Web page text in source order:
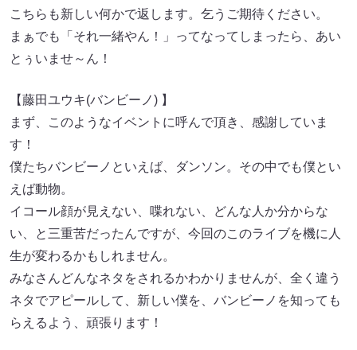
こちらも新しい何かで返します。乞うご期待ください。
まぁでも「それ一緒やん！」ってなってしまったら、あい
とぅいませ～ん！
【藤田ユウキ(バンビーノ) 】
まず、このようなイベントに呼んで頂き、感謝していま
す！
僕たちバンビーノといえば、ダンソン。その中でも僕とい
えば動物。
イコール顔が見えない、喋れない、どんな人か分からな
い、と三重苦だったんですが、今回のこのライブを機に人
生が変わるかもしれません。
みなさんどんなネタをされるかわかりませんが、全く違う
ネタでアピールして、新しい僕を、バンビーノを知っても
らえるよう、頑張ります！